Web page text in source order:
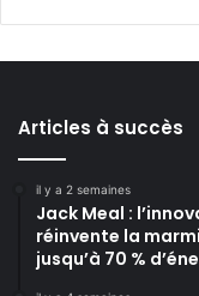
Articles à succès
il y a 2 semaines
Jack Meal :
réinvente la
jusqu’à 70 %